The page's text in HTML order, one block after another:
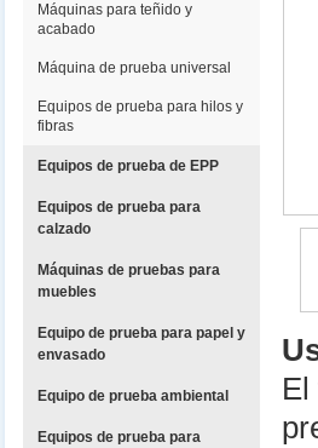
Máquinas para teñido y
acabado
Máquina de prueba universal
Equipos de prueba para hilos y
fibras
Equipos de prueba de EPP
Equipos de prueba para
calzado
Máquinas de pruebas para
muebles
Equipo de prueba para papel y
envasado
Equipo de prueba ambiental
Equipos de prueba para
El